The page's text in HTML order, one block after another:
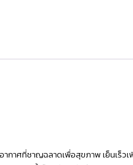
ากาศที่ชาญฉลาดเพื่อสุขภาพ เย็นเร็ว